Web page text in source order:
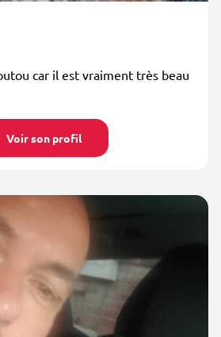
car il est vraiment très beau
Voir son profil